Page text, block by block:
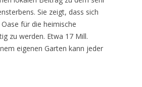
Sie zeigt, dass sich
für die heimische
zu werden. Etwa 17 Mill.
eigenen Garten kann jeder